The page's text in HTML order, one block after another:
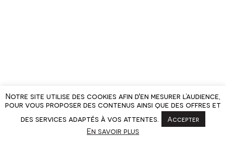
Notre site utilise des cookies afin d'en mesurer l’audience,
pour vous proposer des contenus ainsi que des offres et
des services adaptés à vos attentes.
Accepter
En savoir plus